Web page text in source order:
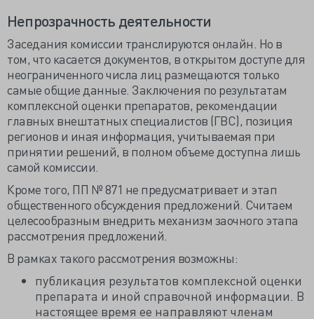
Непрозрачность деятельности
Заседания комиссии транслируются онлайн. Но в
том, что касается документов, в открытом доступе для
неограниченного числа лиц размещаются только
самые общие данные. Заключения по результатам
комплексной оценки препаратов, рекомендации
главных внештатных специалистов (ГВС), позиция
регионов и иная информация, учитываемая при
принятии решений, в полном объеме доступна лишь
самой комиссии.
Кроме того, ПП № 871 не предусматривает и этап
общественного обсуждения предложений. Считаем
целесообразным внедрить механизм заочного этапа
рассмотрения предложений.
В рамках такого рассмотрения возможны:
публикация результатов комплексной оценки
препарата и иной справочной информации. В
настоящее время ее направляют членам